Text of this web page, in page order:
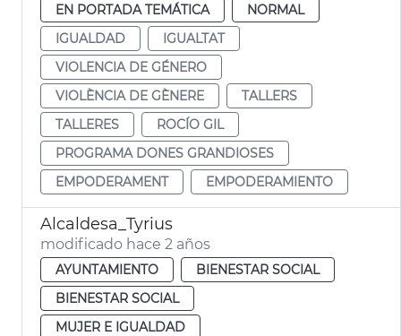
EN PORTADA TEMÁTICA
NORMAL
IGUALDAD
IGUALTAT
VIOLENCIA DE GÉNERO
VIOLÈNCIA DE GÈNERE
TALLERS
TALLERES
ROCÍO GIL
PROGRAMA DONES GRANDIOSES
EMPODERAMENT
EMPODERAMIENTO
Alcaldesa_Tyrius
modificado hace 2 años
AYUNTAMIENTO
BIENESTAR SOCIAL
BIENESTAR SOCIAL
MUJER E IGUALDAD